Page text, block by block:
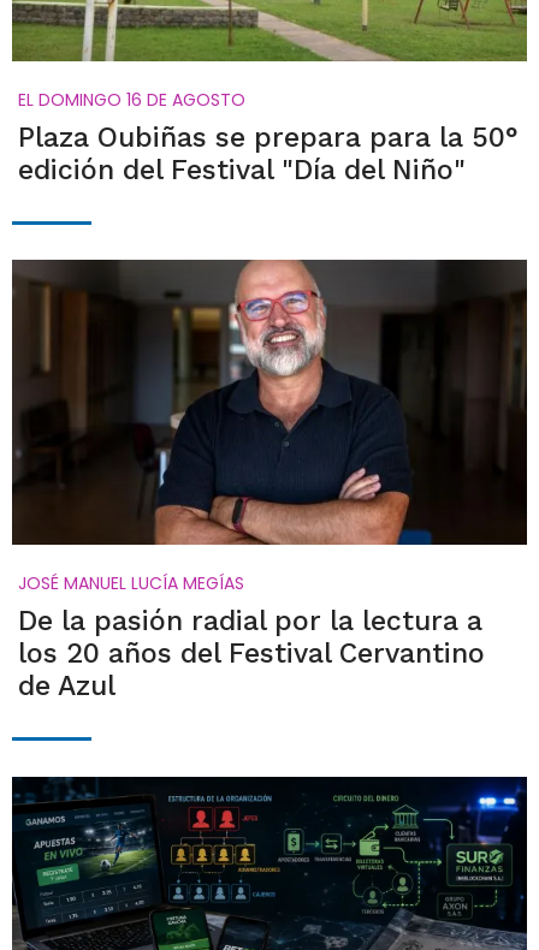
EL DOMINGO 16 DE AGOSTO
Plaza Oubiñas se prepara para la 50°
edición del Festival "Día del Niño"
JOSÉ MANUEL LUCÍA MEGÍAS
De la pasión radial por la lectura a
los 20 años del Festival Cervantino
de Azul